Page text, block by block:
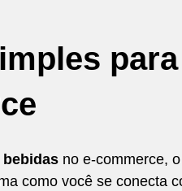
no e-commerce, o
como você se conecta